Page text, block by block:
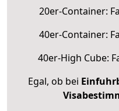
20er-Container:
40er-Container:
40er-High Cube:
Egal, ob bei